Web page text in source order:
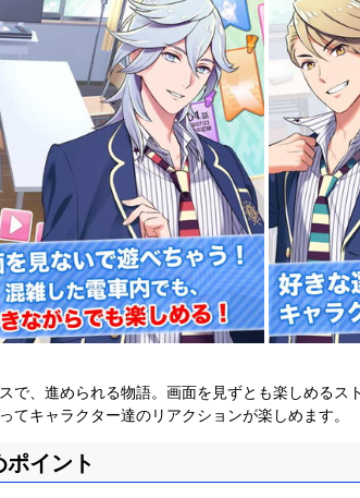
で、進められる物語。画面を見ずとも楽しめるス
てキャラクター達のリアクションが楽しめます。
イント